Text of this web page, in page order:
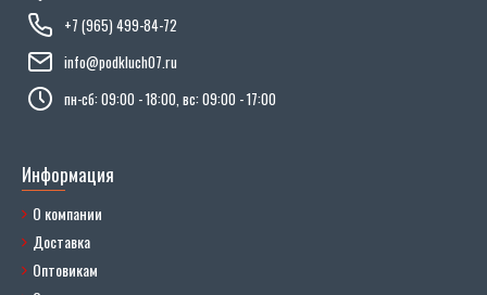
+7 (965) 499-84-72
info@podkluch07.ru
пн-сб: 09:00 - 18:00, вс: 09:00 - 17:00
Информация
О компании
Доставка
Оптовикам